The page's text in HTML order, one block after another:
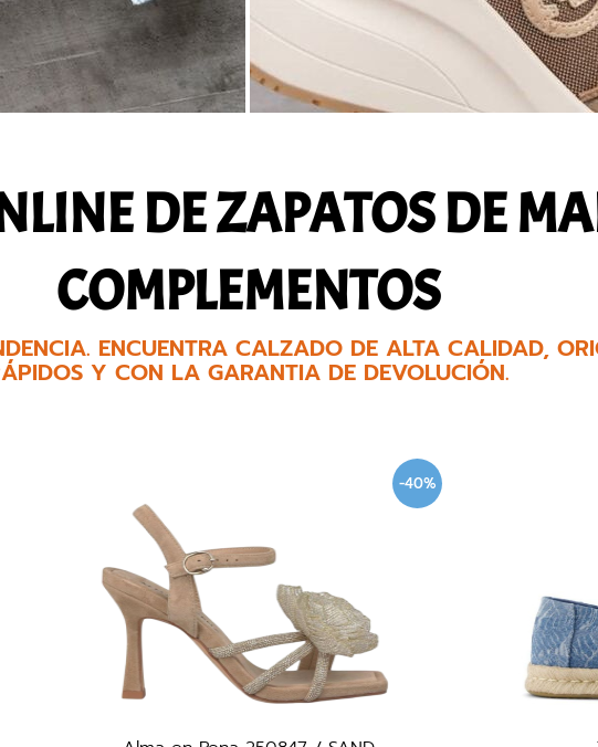
DE ZAPATOS DE
COMPLEMENTOS
ENCUENTRA CALZADO DE ALTA CALIDAD,
Y CON LA GARANTIA DE DEVOLUCIÓN.
-40%